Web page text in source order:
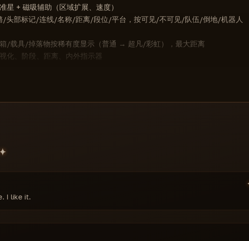
传奇（橙色）
战斗模式（仅限玩家透视）
FPS）
星 + 磁吸辅助（区域扩展、速度）
头部标记/连线/名称/距离/段位/平台，按可见/不可见/队伍/倒地/机器人
/载具/掉落物按稀有度显示（普通 → 超凡/彩虹），最大距离
化、阶段、距离、内外指示器
存/删除/重置，打开配置文件夹——完美适配多账号/多模式
/ 狙击枪 / 手枪 / 冲锋枪 / 霰弹枪
I like it.